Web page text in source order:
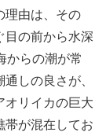
理由は、その
目の前から水深
からの潮が常
しの良さが、
オリイカの巨大
帯が混在してお